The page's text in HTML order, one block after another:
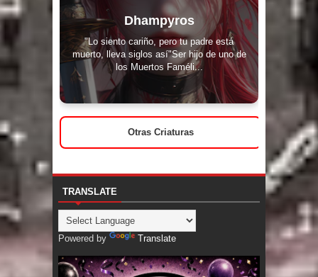
Dhampyros
"Lo siento cariño, pero tu padre está
muerto, lleva siglos así"Ser hijo de uno de
los Muertos Faméli...
Otras Criaturas
TRANSLATE
Powered by Translate